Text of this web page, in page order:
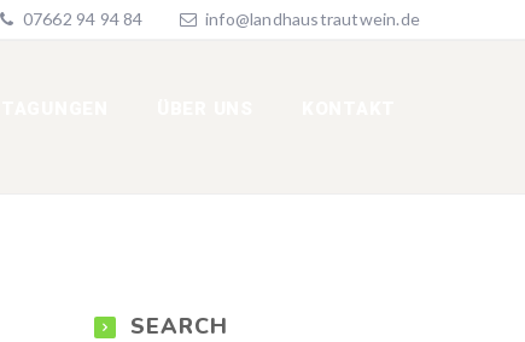
07662 94 94 84 info@landhaustrautwein.de
SEARCH